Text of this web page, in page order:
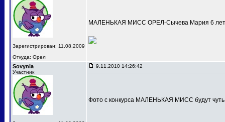
Зарегистрирован: 11.08.2009
Откуда: Орел
МАЛЕНЬКАЯ МИСС ОРЕЛ-Сычева Мария 6
Sovynia
Участник
9.11.2010 14:26:42
Фото с конкурса МАЛЕНЬКАЯ МИСС будут